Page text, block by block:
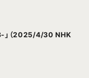
」（2025/4/30 NHK